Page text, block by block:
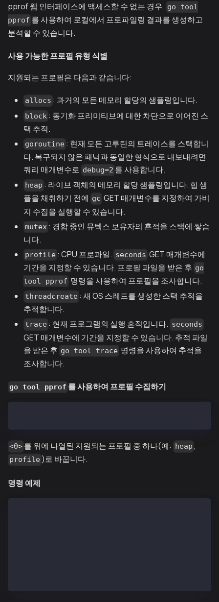
pprof 웹 인터페이스에 액세스할 수 없는 경우, go tool
pprof 를 사용하여 로컬에서 프로파일링 결과를 생성하고
분석할 수 있습니다.
사용 가능한 프로필 유형 식별
지원되는 프로필은 다음과 같습니다:
allocs : 과거의 모든 메모리 할당의 샘플링입니다.
block : 동기화 프리미티브에 대한 차단으로 이어진 스
택 추적.
goroutine : 현재 모든 고루틴의 트레이스를 스택합니
다. 복구되지 않은 패닉과 동일한 형식으로 내보내려면
쿼리 매개변수로 debug=2 를 사용합니다.
heap : 라이브 객체의 메모리 할당 샘플링입니다. 힙 샘
플을 채취하기 전에 gc GET 매개변수를 지정하여 가비
지 수집을 실행할 수 있습니다.
mutex : 경합 중인 뮤텍스 보유자의 흔적을 스택에 쌓습
니다.
profile : CPU 프로파일. seconds GET 매개변수에
기간을 지정할 수 있습니다. 프로필 파일을 받은 후 go
tool pprof 명령을 사용하여 프로필을 조사합니다.
threadcreate : 새 OS 스레드를 생성한 스택 추적을
추적합니다.
trace : 현재 프로그램의 실행 흔적입니다. seconds
GET 매개변수에 기간을 지정할 수 있습니다. 추적 파일
을 받은 후 go tool trace 명령을 사용하여 추적을
조사합니다.
go tool pprof 를 사용하여 프로필 수집하기
<0> 를 위에 나열된 지원되는 프로필 중 하나(예: heap ,
profile )로 바꿉니다.
명령 예제